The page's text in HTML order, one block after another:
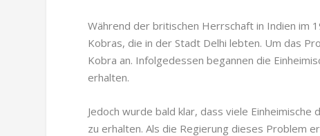
Während der britischen Herrschaft in Indien im
Kobras, die in der Stadt Delhi lebten. Um das
Kobra an. Infolgedessen begannen die
erhalten.
Jedoch wurde bald klar, dass viele
zu erhalten. Als die Regierung dieses Problem